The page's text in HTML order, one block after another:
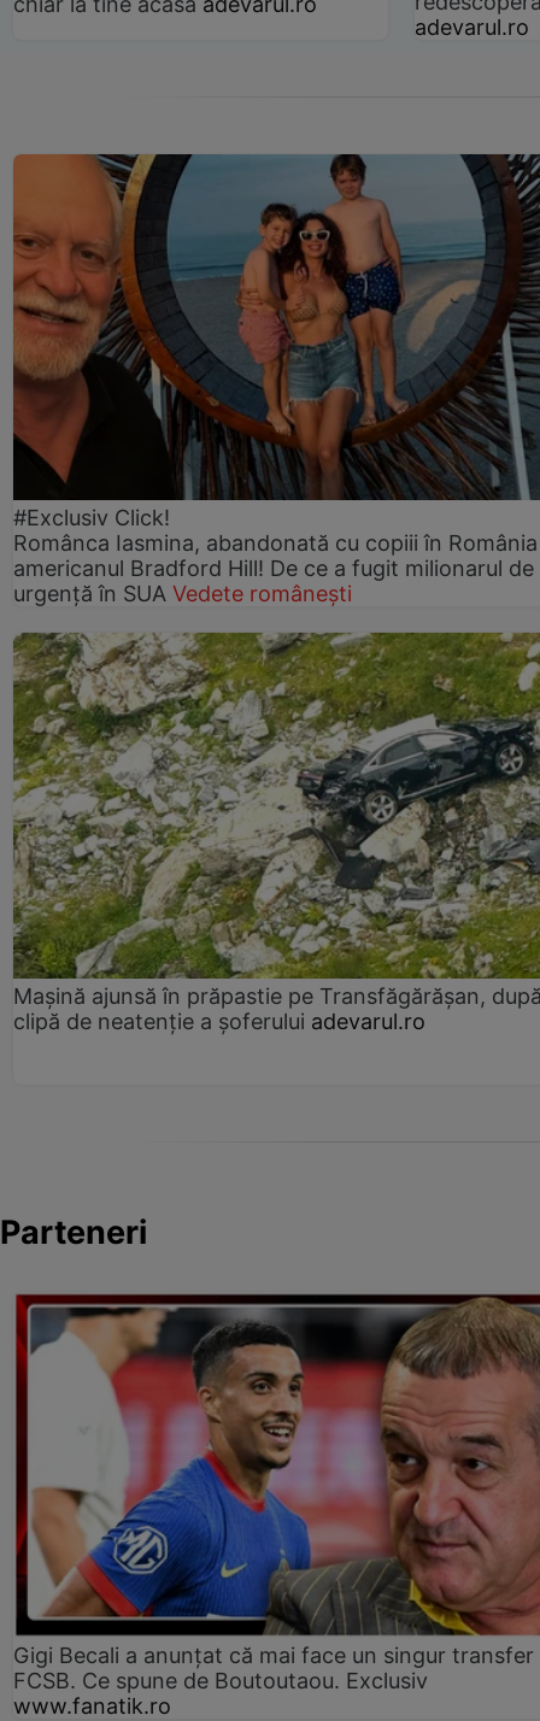
adevarul.ro
#Exclusiv Click!
Românca Iasmina, abandonată cu copiii în
americanul Bradford Hill! De ce a fugit milionarul de
urgență în SUA Vedete românești
Mașină ajunsă în prăpastie pe Transfăgărășan,
clipă de neatenție a șoferului adevarul.ro
Parteneri
Gigi Becali a anunțat că mai face un singur transfer
FCSB. Ce spune de Boutoutaou. Exclusiv
www.fanatik.ro